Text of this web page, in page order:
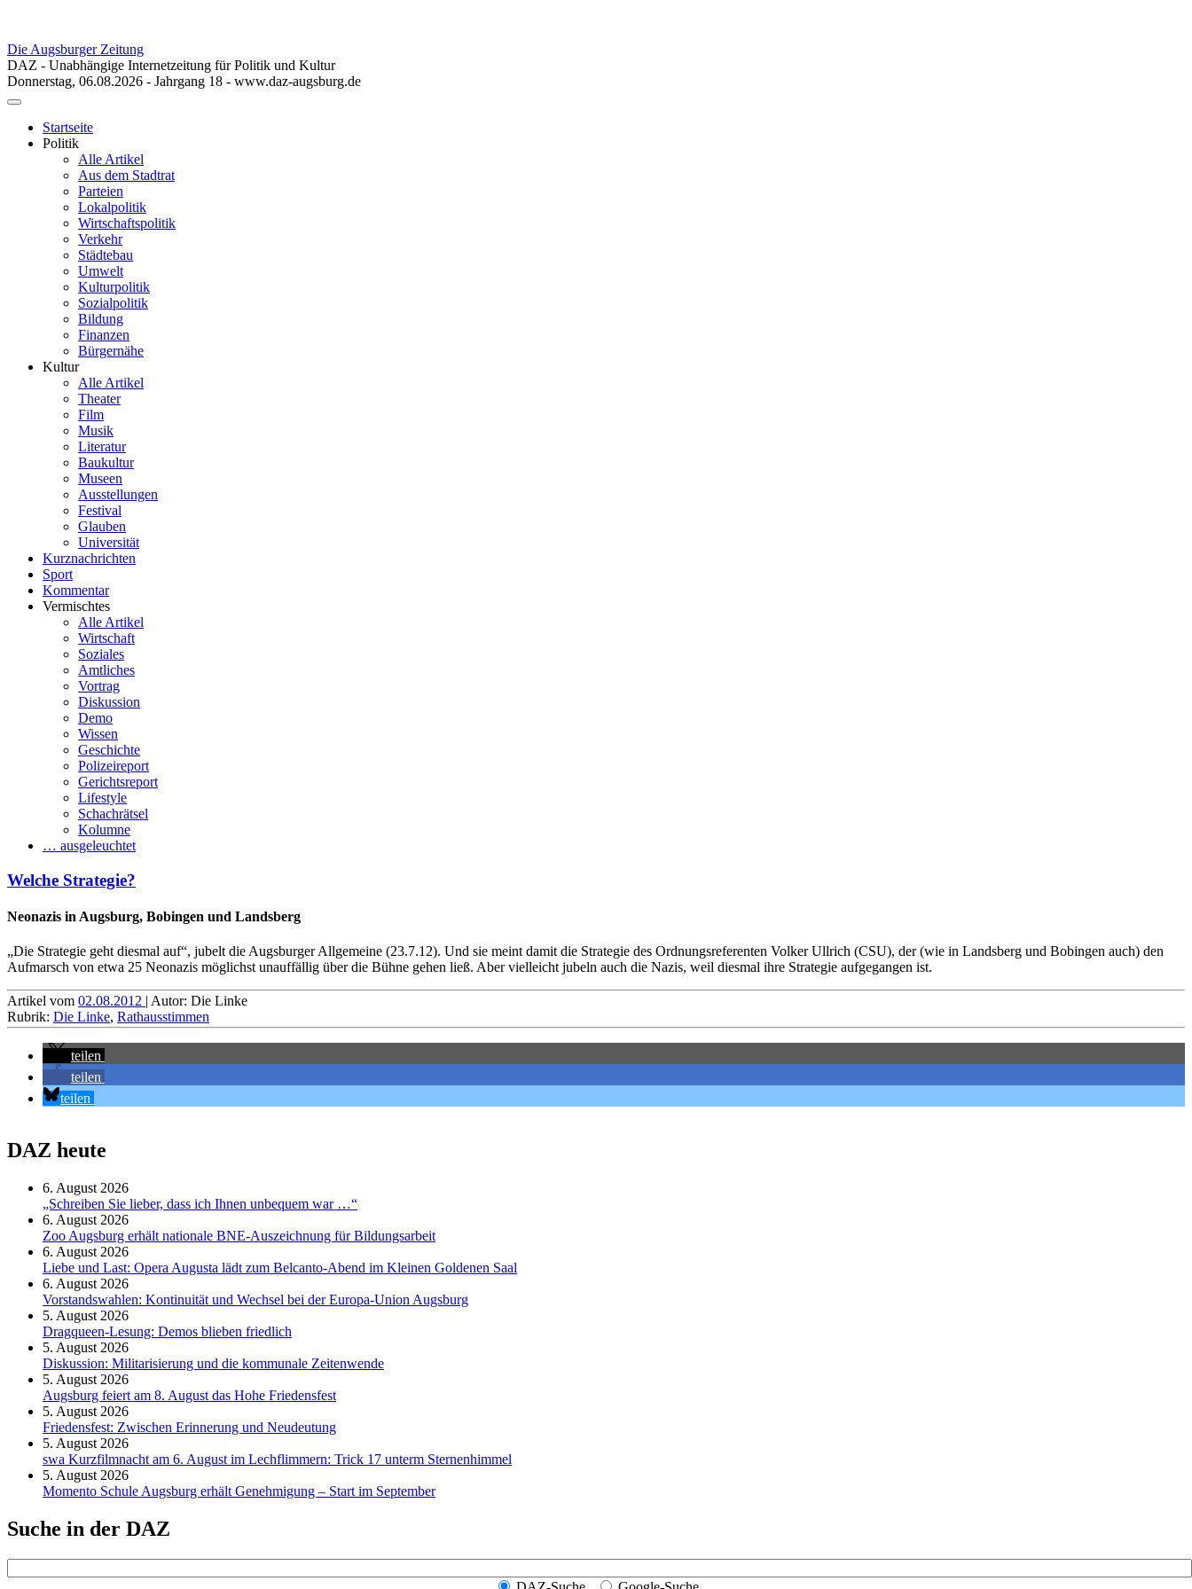
Die Augsburger Zeitung
DAZ - Unabhängige Internetzeitung für Politik und Kultur
Donnerstag, 06.08.2026 - Jahrgang 18 - www.daz-augsburg.de
Toggle
navigationStartseite
Politik
Alle Artikel
Aus dem Stadtrat
Parteien
Lokalpolitik
Wirtschaftspolitik
Verkehr
Städtebau
Umwelt
Kulturpolitik
Sozialpolitik
Bildung
Finanzen
Bürgernähe
Kultur
Alle Artikel
Theater
Film
Musik
Literatur
Baukultur
Museen
Ausstellungen
Festival
Glauben
Universität
Kurznachrichten
Sport
Kommentar
Vermischtes
Alle Artikel
Wirtschaft
Soziales
Amtliches
Vortrag
Diskussion
Demo
Wissen
Geschichte
Polizeireport
Gerichtsreport
Lifestyle
Schachrätsel
Kolumne
… ausgeleuchtet
Welche Strategie?
Neonazis in Augsburg, Bobingen und Landsberg
„Die Strategie geht diesmal auf“, jubelt die Augsburger Allgemeine (23.7.12). Und sie meint damit die Strategie des Ordnungsreferenten Volker Ullrich (CSU), der (wie in Landsberg und Bobingen auch) den
Aufmarsch von etwa 25 Neonazis möglichst unauffällig über die Bühne gehen ließ. Aber vielleicht jubeln auch die Nazis, weil diesmal ihre Strategie aufgegangen ist.
Artikel vom 02.08.2012 | Autor: Die Linke
Rubrik: Die Linke, Rathausstimmen
teilen
teilen
teilen
DAZ heute
6. August 2026
„Schreiben Sie lieber, dass ich Ihnen unbequem war …“
6. August 2026
Zoo Augsburg erhält nationale BNE-Auszeichnung für Bildungsarbeit
6. August 2026
Liebe und Last: Opera Augusta lädt zum Belcanto-Abend im Kleinen Goldenen Saal
6. August 2026
Vorstandswahlen: Kontinuität und Wechsel bei der Europa-Union Augsburg
5. August 2026
Dragqueen-Lesung: Demos blieben friedlich
5. August 2026
Diskussion: Mi­li­ta­ri­sie­rung und die kommunale Zeitenwende
5. August 2026
Augsburg feiert am 8. August das Hohe Friedensfest
5. August 2026
Friedensfest: Zwischen Erinnerung und Neudeutung
5. August 2026
swa Kurz­film­nacht am 6. August im Lech­flim­mern: Trick 17 unterm Sternen­himmel
5. August 2026
Momento Schule Augsburg erhält Genehmigung – Start im September
Suche in der DAZ